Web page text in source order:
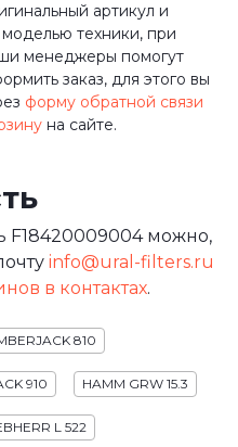
артикул и
техники, при
менеджеры помогут
заказ, для этого вы
форму обратной связи
на сайте.
F18420009004 можно,
info@ural-filters.ru
в контактах.
810
910 HAMM GRW 15.3
L 522